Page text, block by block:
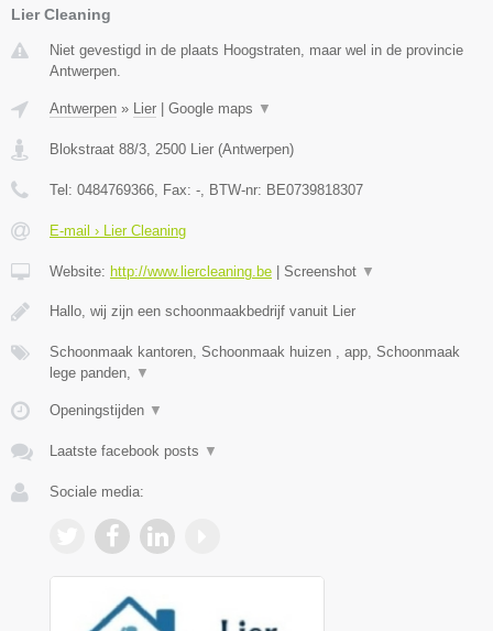
Lier Cleaning
Niet gevestigd in de plaats Hoogstraten, maar wel in de provincie
Antwerpen.
Antwerpen » Lier Google maps ▼
Blokstraat 88/3 2500 Lier (Antwerpen)
Tel: 0484769366 , Fax: - , BTW-nr: BE0739818307
E-mail › Lier Cleaning
Website: http://www.liercleaning.be Screenshot ▼
Hallo, wij zijn een schoonmaakbedrijf vanuit Lier
Schoonmaak kantoren, Schoonmaak huizen , app, Schoonmaak
lege panden,
▼
Openingstijden ▼
Laatste facebook posts ▼
Sociale media: